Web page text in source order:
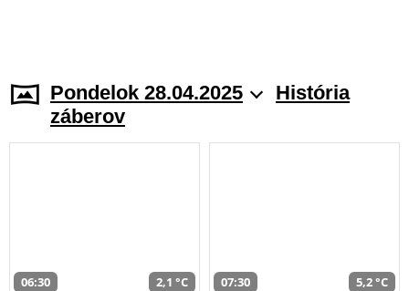
Pondelok 28.04.2025
História
záberov
06:30 2,1 °C 07:30 5,2 °C